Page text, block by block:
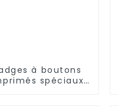
à boutons
spéciaux